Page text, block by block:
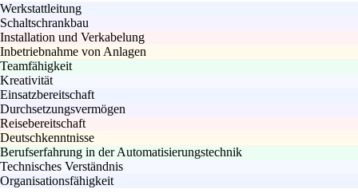
Werkstattleitung
Schaltschrankbau
Installation und Verkabelung
Inbetriebnahme von Anlagen
Teamfähigkeit
Kreativität
Einsatzbereitschaft
Durchsetzungsvermögen
Reisebereitschaft
Deutschkenntnisse
Berufserfahrung in der Automatisierungstechnik
Technisches Verständnis
Organisationsfähigkeit